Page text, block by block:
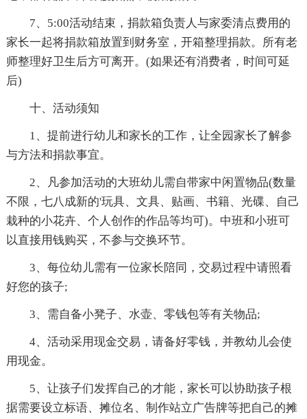
7、5:00活动结束，捐款箱负责人与家委清点费用的
家长一起将捐款箱放置到财务室，开箱整理捐款。所有老
师整理好卫生后方可离开。(如果还有消费者，时间可延
后)
十、活动须知
1、提前进行幼儿和家长的工作，让全园家长了解参
与方法和捐款事宜。
2、凡参加活动的大班幼儿需自带家中闲置物品(数量
不限，七八成新的'玩具、文具、贴画、书籍、光碟、自己
栽种的小花卉、个人创作的作品等均可)。中班和小班可
以直接用钱购买，不参与交换环节。
3、每位幼儿需有一位家长陪同，交易过程中请照看
好您的孩子;
3、需自备小凳子、水壶、零钱包等有关物品;
4、活动采用现金交易，请备好零钱，并教幼儿会使
用现金。
5、让孩子们发挥自己的才能，家长可以协助孩子根
据需要设立标语、摊位名、制作站立广告牌等把自己的摊